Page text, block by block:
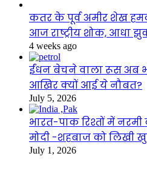
कतर के पूर्व अमीर शेख
आज राष्ट्रीय शोक, आधा
4 weeks ago
ईंधन बेचने वाला रूस अब
आखिर क्यों आई ये नौबत?
July 5, 2026
भारत-पाक रिश्तों में नरमी
मोदी -शहबाज को लिखी
July 1, 2026